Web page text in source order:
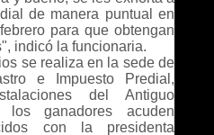
de manera puntual en
para que obtengan
indicó la funcionaria.
se realiza en la sede de
e Impuesto Predial,
del Antiguo
los ganadores acuden
con la presidenta